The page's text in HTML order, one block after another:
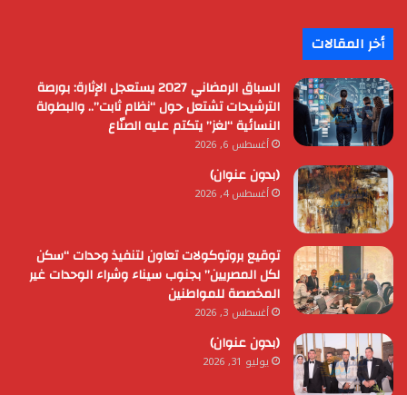
أخر المقالات
السباق الرمضاني 2027 يستعجل الإثارة: بورصة
الترشيحات تشتعل حول “نظام ثابت”.. والبطولة
النسائية “لغز” يتكتم عليه الصنّاع
أغسطس 6, 2026
(بدون عنوان)
أغسطس 4, 2026
توقيع بروتوكولات تعاون لتنفيذ وحدات “سكن
لكل المصريين” بجنوب سيناء وشراء الوحدات غير
المخصصة للمواطنين
أغسطس 3, 2026
(بدون عنوان)
يوليو 31, 2026